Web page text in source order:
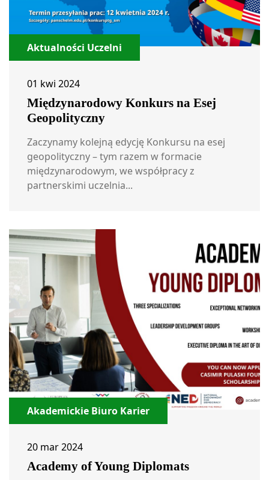
Aktualności Uczelni
01 kwi 2024
Międzynarodowy Konkurs na Esej
Geopolityczny
Zaczynamy kolejną edycję Konkursu na esej
geopolityczny – tym razem w formacie
międzynarodowym, we współpracy z
partnerskimi uczelnia...
Akademickie Biuro Karier
20 mar 2024
Academy of Young Diplomats